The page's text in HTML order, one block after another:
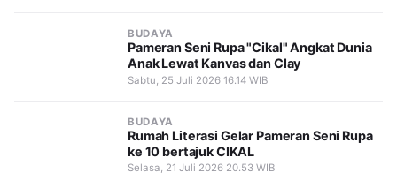
BUDAYA
Pameran Seni Rupa "Cikal" Angkat Dunia
Anak Lewat Kanvas dan Clay
Sabtu, 25 Juli 2026 16.14 WIB
BUDAYA
Rumah Literasi Gelar Pameran Seni Rupa
ke 10 bertajuk CIKAL
Selasa, 21 Juli 2026 20.53 WIB